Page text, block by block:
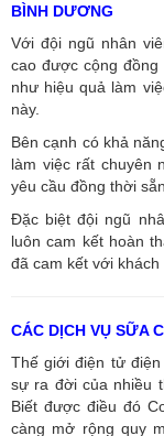
BÌNH DƯƠNG
Với đội ngũ nhân
cao được cộng đồng
như hiệu quả làm
này.
Bên cạnh có khả
làm việc rất chuyên
yêu cầu đồng thời
Đặc biệt đội ngũ
luôn cam kết hoàn
đã cam kết với khách
CÁC DỊCH VỤ SỮA
Thế giới điện tử
sự ra đời của nhiều
Biết được điều đó
càng mở rộng quy